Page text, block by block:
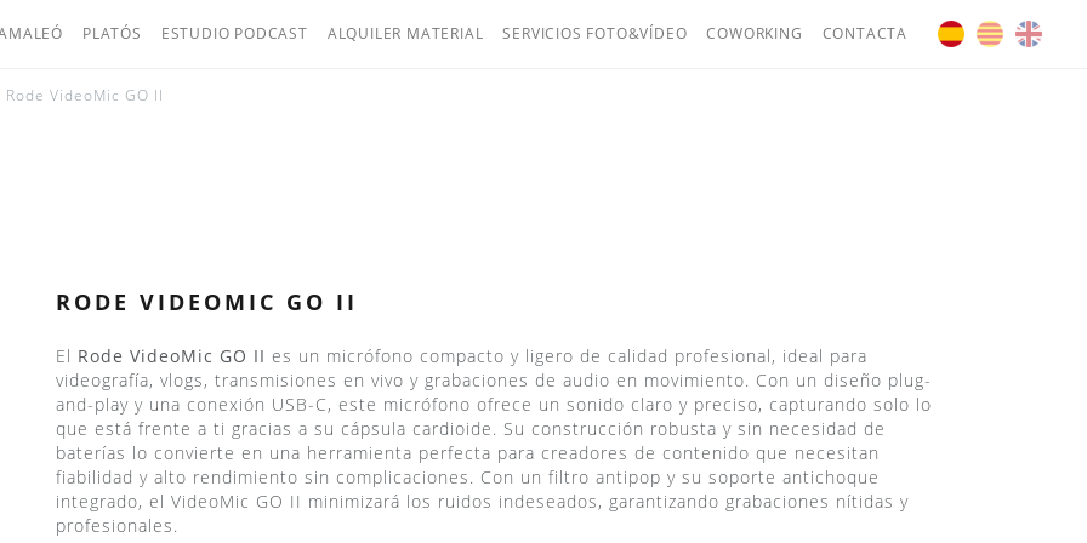
PLATÓS ESTUDIO PODCAST ALQUILER MATERIAL SERVICIOS FOTO&VÍDEO COWORKING CONTACTA
Rode VideoMic GO II
RODE VIDEOMIC GO II
El Rode VideoMic GO II es un micrófono compacto y ligero de calidad profesional, ideal para
videografía, vlogs, transmisiones en vivo y grabaciones de audio en movimiento. Con un diseño plug-
and-play y una conexión USB-C, este micrófono ofrece un sonido claro y preciso, capturando solo lo
que está frente a ti gracias a su cápsula cardioide. Su construcción robusta y sin necesidad de
baterías lo convierte en una herramienta perfecta para creadores de contenido que necesitan
fiabilidad y alto rendimiento sin complicaciones. Con un filtro antipop y su soporte antichoque
integrado, el VideoMic GO II minimizará los ruidos indeseados, garantizando grabaciones nítidas y
profesionales.